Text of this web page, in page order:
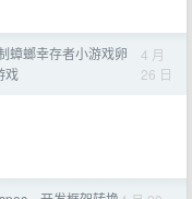
蟑螂幸存者小游戏卵
戏
4 月
26 日